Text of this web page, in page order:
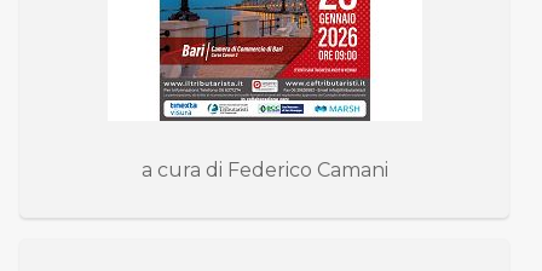
a cura di Federico Camani